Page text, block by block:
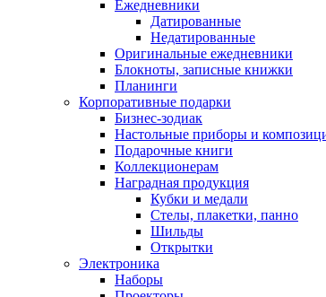
Ежедневники
Датированные
Недатированные
Оригинальные ежедневники
Блокноты, записные книжки
Планинги
Корпоративные подарки
Бизнес-зодиак
Настольные приборы и
Подарочные книги
Коллекционерам
Наградная продукция
Кубки и медали
Стелы, плакетки, панно
Шильды
Открытки
Электроника
Наборы